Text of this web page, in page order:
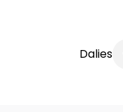
Dalies